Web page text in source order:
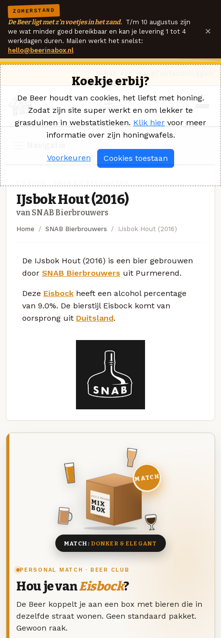
ZOMERSTAND
De Beer ligt met z'n voetjes in het zand. T/m 10 augustus zijn
we wat minder goed bereikbaar en kan je levering 1 tot 4
werkdagen duren. Mailen werkt het snelst:
hello@beerinabox.nl
×
IJsbok Hout (2016)
van SNAB Bierbrouwers
Home SNAB Bierbrouwers IJsbok Hout (2016)
De IJsbok Hout (2016) is een bier gebrouwen
door SNAB Bierbrouwers uit Purmerend.
Deze Eisbock heeft een alcohol percentage
van 9.0%. De bierstijl Eisbock komt van
oorsprong uit Duitsland.
PERSONAL MATCH · BEER CLUB
Hou je vanEisbock?
De Beer koppelt je aan een box met bieren die in
dezelfde straat wonen. Geen standaard pakket.
Gewoon raak.
DEZE MAAND
MIX
BOX
8 BIEREN
MATCH
MATCH: DONKER & ELEGANT
Koekje erbij?
De Beer houdt van cookies, het liefst met honing.
Zodat zijn site super werkt en om lekker te
grasduinen in webstatistieken. Klik hier voor meer
informatie over zijn honingwafels.
Voorkeuren Cookies toestaan